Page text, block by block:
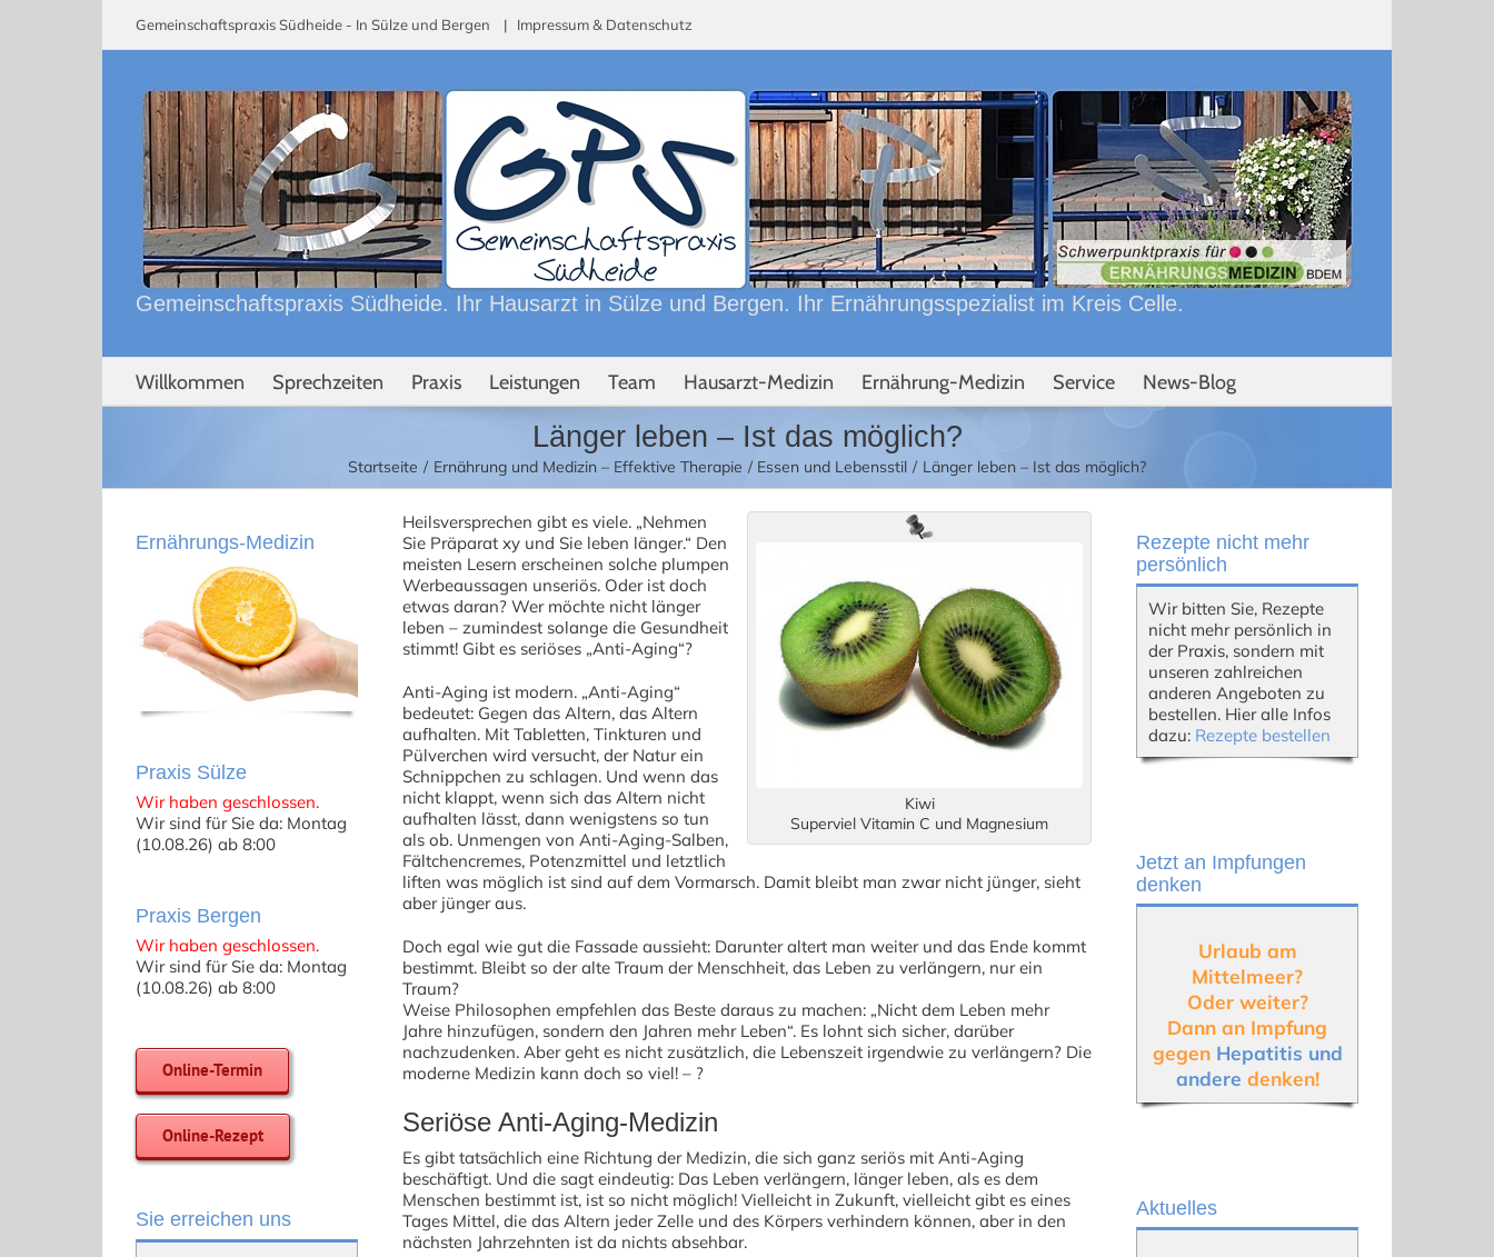
Gemeinschaftspraxis Südheide - In Sülze und Bergen | Impressum & Datenschutz
Gemeinschaftspraxis Südheide. Ihr Hausarzt in Sülze und Bergen. Ihr Ernährungsspezialist im Kreis Celle.
Willkommen Sprechzeiten Praxis Leistungen Team Hausarzt-Medizin Ernährung-Medizin Service News-Blog
Länger leben – Ist das möglich?
Startseite Ernährung und Medizin – Effektive Therapie Essen und Lebensstil Länger leben – Ist das möglich?
Kiwi
Superviel Vitamin C und Magnesium
Heilsversprechen gibt es viele. „Nehmen
Sie Präparat xy und Sie leben länger.“ Den
meisten Lesern erscheinen solche plumpen
Werbeaussagen unseriös. Oder ist doch
etwas daran? Wer möchte nicht länger
leben – zumindest solange die Gesundheit
stimmt! Gibt es seriöses „Anti-Aging“?
Anti-Aging ist modern. „Anti-Aging“
bedeutet: Gegen das Altern, das Altern
aufhalten. Mit Tabletten, Tinkturen und
Pülverchen wird versucht, der Natur ein
Schnippchen zu schlagen. Und wenn das
nicht klappt, wenn sich das Altern nicht
aufhalten lässt, dann wenigstens so tun
als ob. Unmengen von Anti-Aging-Salben,
Fältchencremes, Potenzmittel und letztlich
liften was möglich ist sind auf dem Vormarsch. Damit bleibt man zwar nicht jünger, sieht
aber jünger aus.
Doch egal wie gut die Fassade aussieht: Darunter altert man weiter und das Ende kommt
bestimmt. Bleibt so der alte Traum der Menschheit, das Leben zu verlängern, nur ein
Traum?
Weise Philosophen empfehlen das Beste daraus zu machen: „Nicht dem Leben mehr
Jahre hinzufügen, sondern den Jahren mehr Leben“. Es lohnt sich sicher, darüber
nachzudenken. Aber geht es nicht zusätzlich, die Lebenszeit irgendwie zu verlängern? Die
moderne Medizin kann doch so viel! – ?
Seriöse Anti-Aging-Medizin
Es gibt tatsächlich eine Richtung der Medizin, die sich ganz seriös mit Anti-Aging
beschäftigt. Und die sagt eindeutig: Das Leben verlängern, länger leben, als es dem
Menschen bestimmt ist, ist so nicht möglich! Vielleicht in Zukunft, vielleicht gibt es eines
Tages Mittel, die das Altern jeder Zelle und des Körpers verhindern können, aber in den
nächsten Jahrzehnten ist da nichts absehbar.
Ernährungs-Medizin
Praxis Sülze
Wir haben geschlossen.
Wir sind für Sie da: Montag
(10.08.26) ab 8:00
Praxis Bergen
Wir haben geschlossen.
Wir sind für Sie da: Montag
(10.08.26) ab 8:00
Online-Termin
Online-Rezept
Sie erreichen uns
Rezepte nicht mehr
persönlich
Wir bitten Sie, Rezepte
nicht mehr persönlich in
der Praxis, sondern mit
unseren zahlreichen
anderen Angeboten zu
bestellen. Hier alle Infos
dazu: Rezepte bestellen
Jetzt an Impfungen
denken
Urlaub am
Mittelmeer?
Oder weiter?
Dann an Impfung
gegen Hepatitis und
andere denken!
Aktuelles